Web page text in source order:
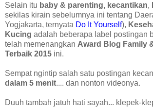
Selain itu baby & parenting, kecantikan,
sekilas kirain sebelumnya ini tentang
Yogjakarta, ternyata Do It Yourself),
Kucing adalah beberapa label postingan
telah memenangkan Award Blog Family
Terbaik 2015 ini.
Sempat ngintip salah satu postingan
dalam 5 menit.... dan nonton videonya.
Duuh tambah jatuh hati sayah... klepek-